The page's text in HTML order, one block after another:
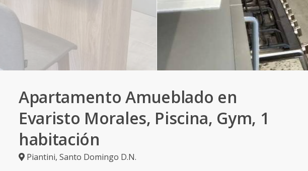
Apartamento Amueblado en
Evaristo Morales, Piscina, Gym, 1
habitación
Piantini, Santo Domingo D.N.